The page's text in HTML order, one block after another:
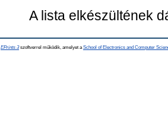
A lista elkészültének
EPrints 3szoftverrel működik, amelyet a School of Electronics and Computer